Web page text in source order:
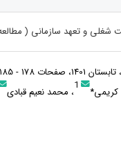
شغلی و تعهد سازمانی (
کریمی* 1، محمد نعیم قبادی